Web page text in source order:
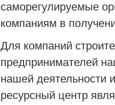
саморегулируемые
компаниям в
Для компаний
предпринимателей
нашей деятельности
ресурсный центр